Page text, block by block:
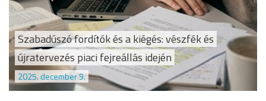
Szabadúszó fordítók és a kiégés: vészfék és
újratervezés piaci fejreállás idején
2025. december 9.